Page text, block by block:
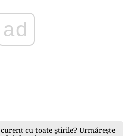
ad
cu toate știrile? Urmărește